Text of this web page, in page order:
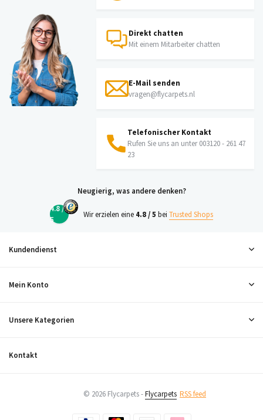
Direkt chatten
Mit einem Mitarbeiter chatten
E-Mail senden
vragen@flycarpets.nl
Telefonischer Kontakt
Rufen Sie uns an unter 003120 - 261 47
23
Neugierig, was andere denken?
4.8 /
5
Wir erzielen eine 4.8 / 5 bei Trusted Shops
Kundendienst
Mein Konto
Unsere Kategorien
Kontakt
© 2026 Flycarpets -Flycarpets RSS feed